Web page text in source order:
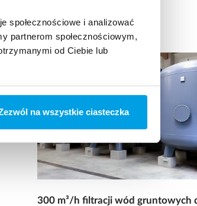
społecznościowe i analizować
partnerom społecznościowym,
od Ciebie lub
na wszystkie ciasteczka
300 m³/h filtracji wód gruntowych